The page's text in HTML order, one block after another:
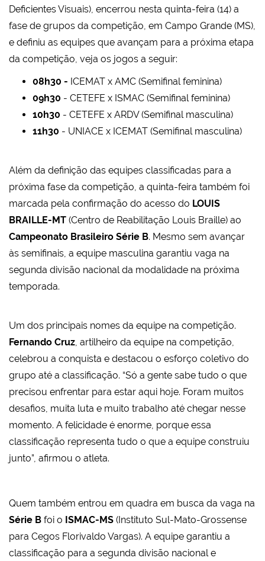
Deficientes Visuais), encerrou nesta quinta-feira (14) a
fase de grupos da competição, em Campo Grande (MS),
e definiu as equipes que avançam para a próxima etapa
da competição, veja os jogos a seguir:
08h30 - ICEMAT x AMC (Semifinal feminina)
09h30 - CETEFE x ISMAC (Semifinal feminina)
10h30 - CETEFE x ARDV (Semifinal masculina)
11h30 - UNIACE x ICEMAT (Semifinal masculina)
Além da definição das equipes classificadas para a
próxima fase da competição, a quinta-feira também foi
marcada pela confirmação do acesso do LOUIS
BRAILLE-MT (Centro de Reabilitação Louis Braille) ao
Campeonato Brasileiro Série B. Mesmo sem avançar
às semifinais, a equipe masculina garantiu vaga na
segunda divisão nacional da modalidade na próxima
temporada.
Um dos principais nomes da equipe na competição.
Fernando Cruz, artilheiro da equipe na competição,
celebrou a conquista e destacou o esforço coletivo do
grupo até a classificação. “Só a gente sabe tudo o que
precisou enfrentar para estar aqui hoje. Foram muitos
desafios, muita luta e muito trabalho até chegar nesse
momento. A felicidade é enorme, porque essa
classificação representa tudo o que a equipe construiu
junto”, afirmou o atleta.
Quem também entrou em quadra em busca da vaga na
Série B foi o ISMAC-MS (Instituto Sul-Mato-Grossense
para Cegos Florivaldo Vargas). A equipe garantiu a
classificação para a segunda divisão nacional e